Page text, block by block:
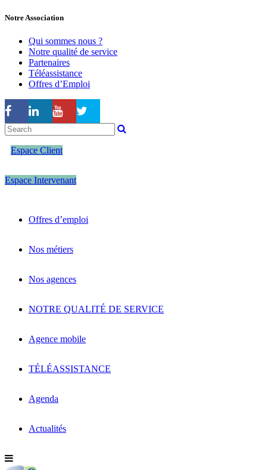
Notre Association
Qui sommes nous ?
Notre qualité de service
Partenaires
Téléassistance
Offres d’Emploi
Espace Client
Espace Intervenant
Offres d’emploi
Nos métiers
Nos agences
NOTRE QUALITÉ DE SERVICE
Agence mobile
TÉLÉASSISTANCE
Agenda
Actualités